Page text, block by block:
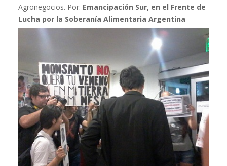
Agronegocios. Por: Emancipación Sur, en el Frente de
Lucha por la Soberanía Alimentaria Argentina